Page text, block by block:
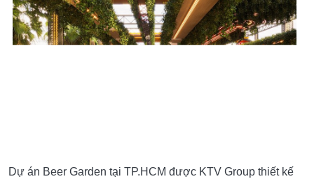
Dự án Beer Garden tại TP.HCM được KTV Group thiết kế